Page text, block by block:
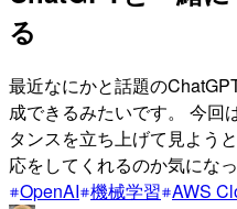
る
最近なにかと話題の
成できるみたいです。 今回
タンスを立ち上げて見よう
応をしてくれるのか気にな
OpenAI 機械学習 AWS